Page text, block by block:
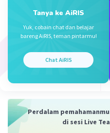
Tanya ke AiRIS
Yuk, cobain chat dan belajar
bareng AiRIS, teman pintarmu!
Chat AiRIS
Perdalam
di sesi Live